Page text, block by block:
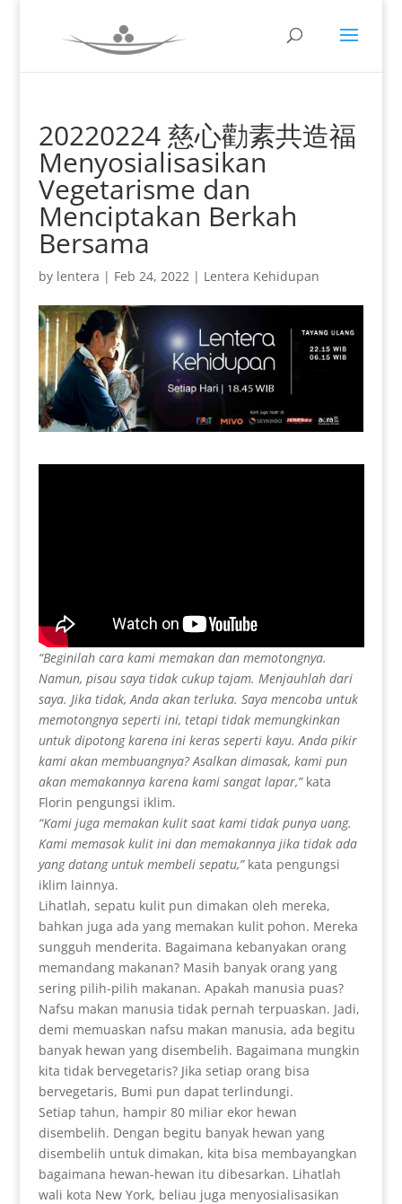
20220224 慈心勸素共造福
Menyosialisasikan
Vegetarisme dan
Menciptakan Berkah
Bersama
by lentera | Feb 24, 2022| Lentera Kehidupan
“Beginilah cara kami memakan dan memotongnya.
Namun, pisau saya tidak cukup tajam. Menjauhlah dari
saya. Jika tidak, Anda akan terluka. Saya mencoba untuk
memotongnya seperti ini, tetapi tidak memungkinkan
untuk dipotong karena ini keras seperti kayu. Anda pikir
kami akan membuangnya? Asalkan dimasak, kami pun
akan memakannya karena kami sangat lapar,”kata
Florin pengungsi iklim.
“Kami juga memakan kulit saat kami tidak punya uang.
Kami memasak kulit ini dan memakannya jika tidak ada
yang datang untuk membeli sepatu,”kata pengungsi
iklim lainnya.
Lihatlah, sepatu kulit pun dimakan oleh mereka,
bahkan juga ada yang memakan kulit pohon. Mereka
sungguh menderita. Bagaimana kebanyakan orang
memandang makanan? Masih banyak orang yang
sering pilih-pilih makanan. Apakah manusia puas?
Nafsu makan manusia tidak pernah terpuaskan. Jadi,
demi memuaskan nafsu makan manusia, ada begitu
banyak hewan yang disembelih. Bagaimana mungkin
kita tidak bervegetaris? Jika setiap orang bisa
bervegetaris, Bumi pun dapat terlindungi.
Setiap tahun, hampir 80 miliar ekor hewan
disembelih. Dengan begitu banyak hewan yang
disembelih untuk dimakan, kita bisa membayangkan
bagaimana hewan-hewan itu dibesarkan. Lihatlah
wali kota New York, beliau juga menyosialisasikan